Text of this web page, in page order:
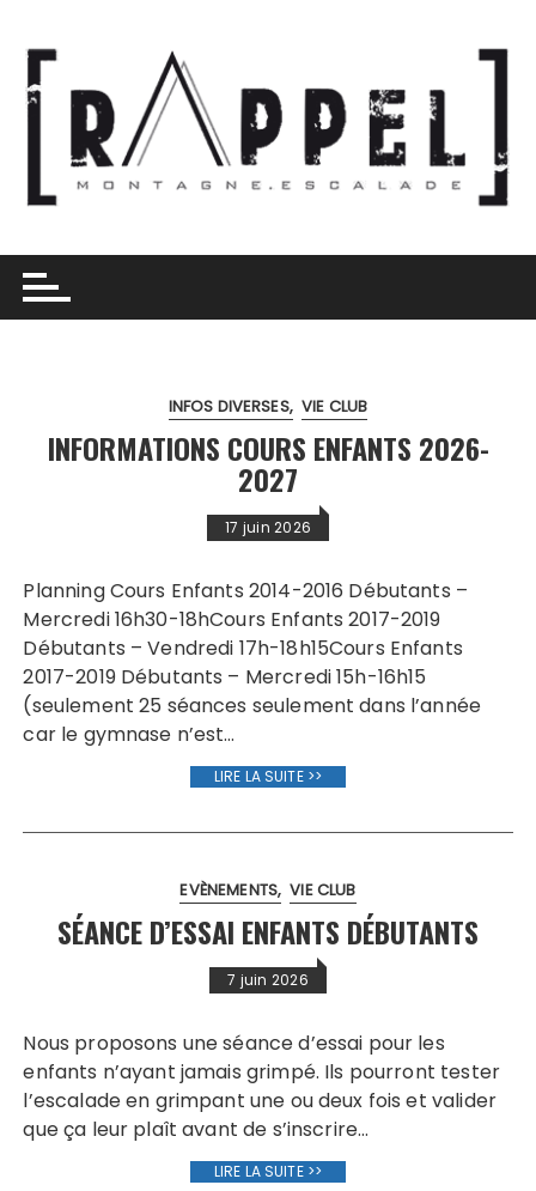
content
INFOS DIVERSES VIE CLUB
INFORMATIONS COURS ENFANTS 2026-
2027
17 juin 2026
Planning Cours Enfants 2014-2016 Débutants –
Mercredi 16h30-18hCours Enfants 2017-2019
Débutants – Vendredi 17h-18h15Cours Enfants
2017-2019 Débutants – Mercredi 15h-16h15
(seulement 25 séances seulement dans l’année
car le gymnase n’est…
LIRE LA SUITE >>
EVÈNEMENTS VIE CLUB
SÉANCE D’ESSAI ENFANTS DÉBUTANTS
7 juin 2026
Nous proposons une séance d’essai pour les
enfants n’ayant jamais grimpé. Ils pourront tester
l’escalade en grimpant une ou deux fois et valider
que ça leur plaît avant de s’inscrire…
LIRE LA SUITE >>